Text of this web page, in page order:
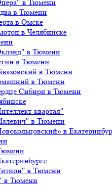
в Тюмени
в Тюмени
в Омске
в Челябинске
в Тюмени
в Тюмени
в Тюмени
в Тюмени
Сибири в Тюмени
квартал"
в Тюмени
в
в Тюмени
в Тюмени